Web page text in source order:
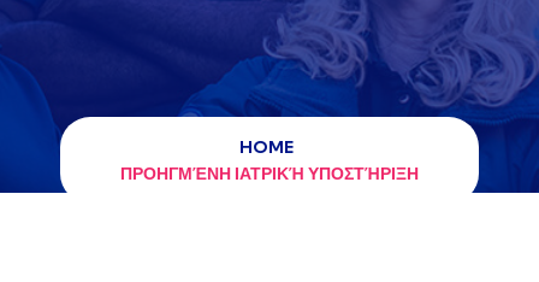
HOME
ΠΡΟΗΓΜΈΝΗ ΙΑΤΡΙΚΉ ΥΠΟΣΤΉΡΙΞΗ